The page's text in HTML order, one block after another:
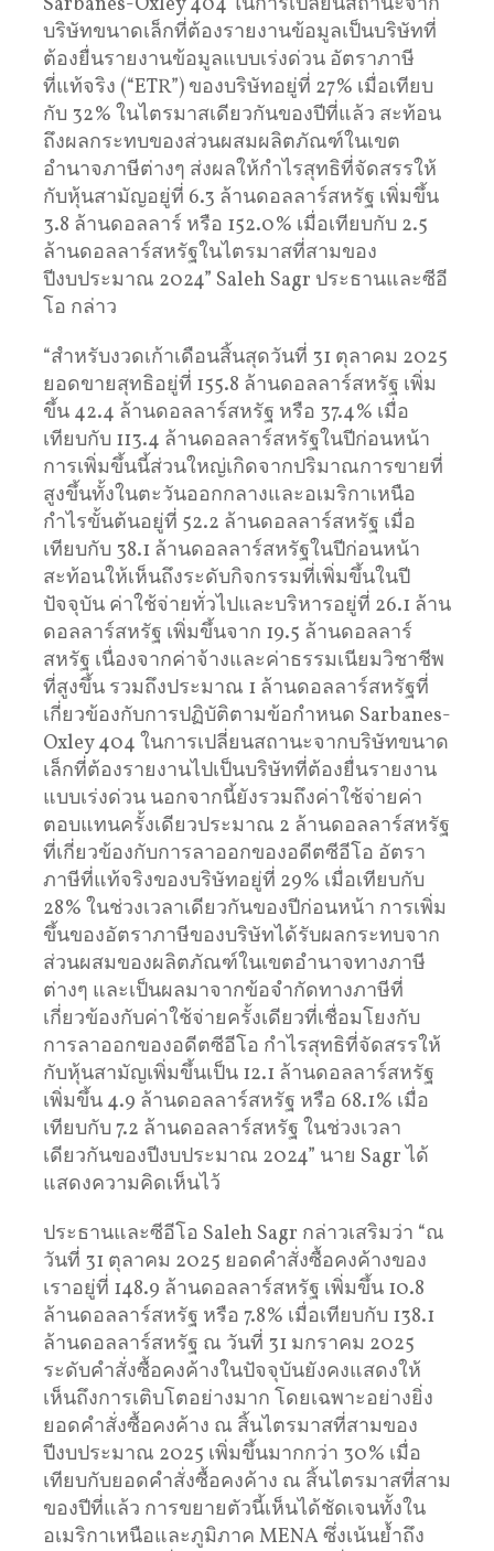
บริษัทขนาดเล็กที่ต้องรายงานข้อมูลเป็นบริษัทที่
ต้องยื่นรายงานข้อมูลแบบเร่งด่วน อัตราภาษี
ที่แท้จริง (“ETR”) ของบริษัทอยู่ที่ 27% เมื่อเทียบ
กับ 32% ในไตรมาสเดียวกันของปีที่แล้ว สะท้อน
ถึงผลกระทบของส่วนผสมผลิตภัณฑ์ในเขต
อำนาจภาษีต่างๆ ส่งผลให้กำไรสุทธิที่จัดสรรให้
กับหุ้นสามัญอยู่ที่ 6.3 ล้านดอลลาร์สหรัฐ เพิ่มขึ้น
3.8 ล้านดอลลาร์ หรือ 152.0% เมื่อเทียบกับ 2.5
ล้านดอลลาร์สหรัฐในไตรมาสที่สามของ
ปีงบประมาณ 2024” Saleh Sagr ประธานและซีอี
โอ กล่าว
“สำหรับงวดเก้าเดือนสิ้นสุดวันที่ 31 ตุลาคม 2025
ยอดขายสุทธิอยู่ที่ 155.8 ล้านดอลลาร์สหรัฐ เพิ่ม
ขึ้น 42.4 ล้านดอลลาร์สหรัฐ หรือ 37.4% เมื่อ
เทียบกับ 113.4 ล้านดอลลาร์สหรัฐในปีก่อนหน้า
การเพิ่มขึ้นนี้ส่วนใหญ่เกิดจากปริมาณการขายที่
สูงขึ้นทั้งในตะวันออกกลางและอเมริกาเหนือ
กำไรขั้นต้นอยู่ที่ 52.2 ล้านดอลลาร์สหรัฐ เมื่อ
เทียบกับ 38.1 ล้านดอลลาร์สหรัฐในปีก่อนหน้า
สะท้อนให้เห็นถึงระดับกิจกรรมที่เพิ่มขึ้นในปี
ปัจจุบัน ค่าใช้จ่ายทั่วไปและบริหารอยู่ที่ 26.1 ล้าน
ดอลลาร์สหรัฐ เพิ่มขึ้นจาก 19.5 ล้านดอลลาร์
สหรัฐ เนื่องจากค่าจ้างและค่าธรรมเนียมวิชาชีพ
ที่สูงขึ้น รวมถึงประมาณ 1 ล้านดอลลาร์สหรัฐที่
เกี่ยวข้องกับการปฏิบัติตามข้อกำหนด Sarbanes-
Oxley 404 ในการเปลี่ยนสถานะจากบริษัทขนาด
เล็กที่ต้องรายงานไปเป็นบริษัทที่ต้องยื่นรายงาน
แบบเร่งด่วน นอกจากนี้ยังรวมถึงค่าใช้จ่ายค่า
ตอบแทนครั้งเดียวประมาณ 2 ล้านดอลลาร์สหรัฐ
ที่เกี่ยวข้องกับการลาออกของอดีตซีอีโอ อัตรา
ภาษีที่แท้จริงของบริษัทอยู่ที่ 29% เมื่อเทียบกับ
28% ในช่วงเวลาเดียวกันของปีก่อนหน้า การเพิ่ม
ขึ้นของอัตราภาษีของบริษัทได้รับผลกระทบจาก
ส่วนผสมของผลิตภัณฑ์ในเขตอำนาจทางภาษี
ต่างๆ และเป็นผลมาจากข้อจำกัดทางภาษีที่
เกี่ยวข้องกับค่าใช้จ่ายครั้งเดียวที่เชื่อมโยงกับ
การลาออกของอดีตซีอีโอ กำไรสุทธิที่จัดสรรให้
กับหุ้นสามัญเพิ่มขึ้นเป็น 12.1 ล้านดอลลาร์สหรัฐ
เพิ่มขึ้น 4.9 ล้านดอลลาร์สหรัฐ หรือ 68.1% เมื่อ
เทียบกับ 7.2 ล้านดอลลาร์สหรัฐ ในช่วงเวลา
เดียวกันของปีงบประมาณ 2024” นาย Sagr ได้
แสดงความคิดเห็นไว้
ประธานและซีอีโอ Saleh Sagr กล่าวเสริมว่า “ณ
วันที่ 31 ตุลาคม 2025 ยอดคำสั่งซื้อคงค้างของ
เราอยู่ที่ 148.9 ล้านดอลลาร์สหรัฐ เพิ่มขึ้น 10.8
ล้านดอลลาร์สหรัฐ หรือ 7.8% เมื่อเทียบกับ 138.1
ล้านดอลลาร์สหรัฐ ณ วันที่ 31 มกราคม 2025
ระดับคำสั่งซื้อคงค้างในปัจจุบันยังคงแสดงให้
เห็นถึงการเติบโตอย่างมาก โดยเฉพาะอย่างยิ่ง
ยอดคำสั่งซื้อคงค้าง ณ สิ้นไตรมาสที่สามของ
ปีงบประมาณ 2025 เพิ่มขึ้นมากกว่า 30% เมื่อ
เทียบกับยอดคำสั่งซื้อคงค้าง ณ สิ้นไตรมาสที่สาม
ของปีที่แล้ว การขยายตัวนี้เห็นได้ชัดเจนทั้งใน
อเมริกาเหนือและภูมิภาค MENA ซึ่งเน้นย้ำถึง